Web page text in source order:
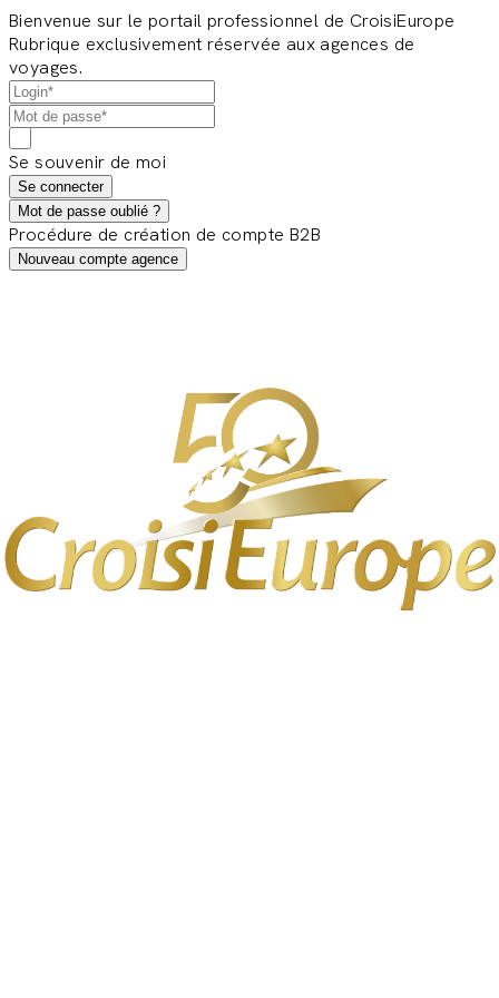
Bienvenue sur le portail professionnel de CroisiEurope
Rubrique exclusivement réservée aux agences de
voyages.
Se souvenir de moi
Se connecter
Mot de passe oublié ?
Procédure de création de compte B2B
Nouveau compte agence